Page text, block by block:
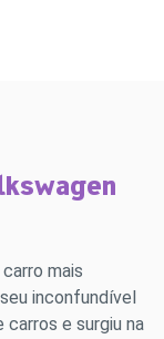
mais
inconfundível
carros e surgiu na